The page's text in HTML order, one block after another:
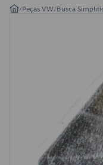
/Peças VW/Busca